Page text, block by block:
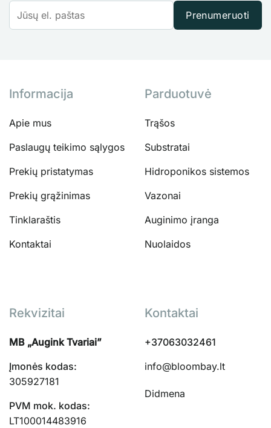
Prenumeruoti
Informacija
Apie mus
Paslaugų teikimo sąlygos
Prekių pristatymas
Prekių grąžinimas
Tinklaraštis
Kontaktai
Parduotuvė
Trąšos
Substratai
Hidroponikos sistemos
Vazonai
Auginimo įranga
Nuolaidos
Rekvizitai
MB „Augink Tvariai”
Įmonės kodas:
305927181
PVM mok. kodas:
LT100014483916
Kontaktai
+37063032461
info@bloombay.lt
Didmena